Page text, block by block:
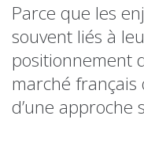
Parce que les
souvent liés à
positionnement
marché français
d’une approche